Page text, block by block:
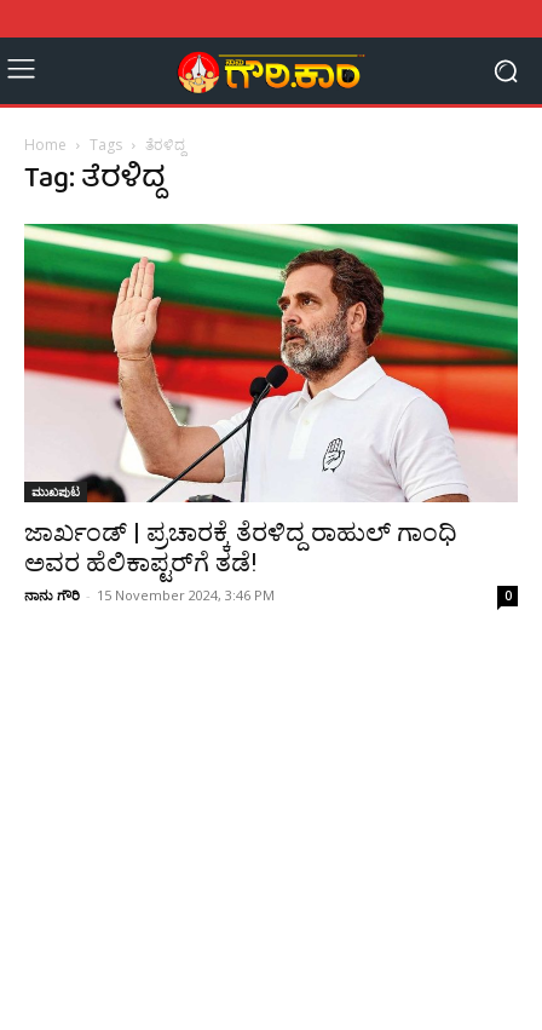
Home Tags ತೆರಳಿದ್ದ
Tag: ತೆರಳಿದ್ದ
ಮುಖಪುಟ
ಜಾರ್ಖಂಡ್ | ಪ್ರಚಾರಕ್ಕೆ ತೆರಳಿದ್ದ ರಾಹುಲ್ ಗಾಂಧಿ
ಅವರ ಹೆಲಿಕಾಪ್ಟರ್‌ಗೆ ತಡೆ!
ನಾನು ಗೌರಿ - 15 November 2024, 3:46 PM 0